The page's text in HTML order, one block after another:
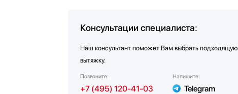
Консультации специалиста:
Наш консультант поможет Вам выбрать подходящую
вытяжку.
Позвоните:
+7 (495) 120-41-03
Напишите:
Telegram